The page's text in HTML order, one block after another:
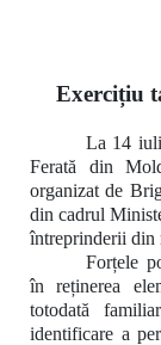
Exercițiu
La 14
Ferată din
organizat de
din cadrul
întreprinderii din
Forțele
înreținerea
totodată
identificare a